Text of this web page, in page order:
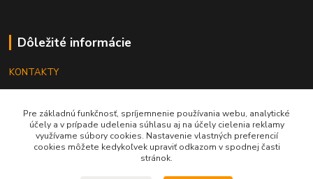
Dôležité informácie
KONTAKTY
REKLAMÁCIE
KATALÓGY
Pre základnú funkčnosť, spríjemnenie používania webu, analytické
účely a v prípade udelenia súhlasu aj na účely cielenia reklamy
využívame súbory cookies. Nastavenie vlastných preferencií
cookies môžete kedykoľvek upraviť odkazom v spodnej časti
stránok.